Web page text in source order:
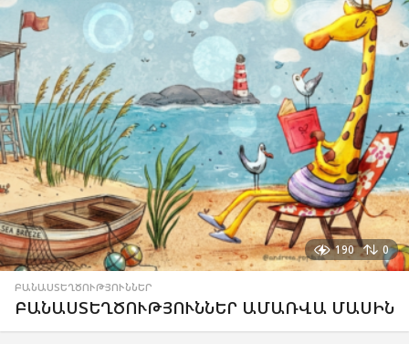
190 0
ԲԱՆԱՍՏԵՂԾՈՒԹՅՈՒՆՆԵՐ
ԲԱՆԱՍՏԵՂԾՈՒԹՅՈՒՆՆԵՐ ԱՄԱՌՎԱ ՄԱՍԻՆ